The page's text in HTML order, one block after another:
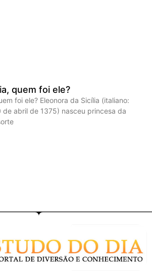
quem foi ele?
foi ele? Eleonora da Sicília (italiano:
de abril de 1375) nasceu princesa da